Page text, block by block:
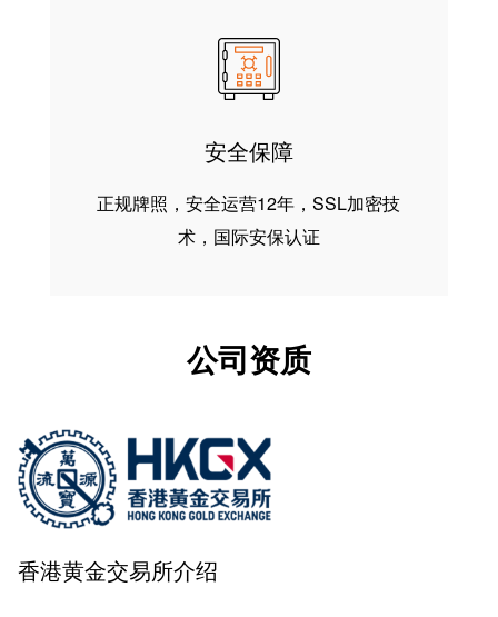
安全保障
正规牌照，安全运营12年，SSL加密技
术，国际安保认证
公司资质
香港黄金交易所介绍